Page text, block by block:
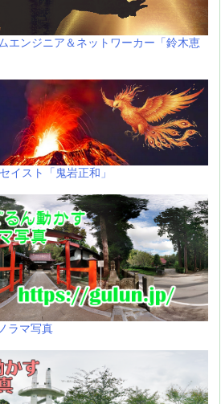
エンジニア＆ネットワーカー「鈴木恵
イスト「鬼岩正和」
ラマ写真